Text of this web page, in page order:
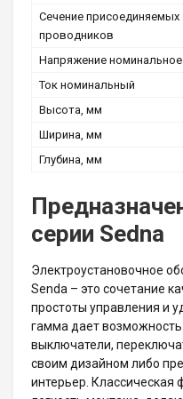
Сечение присоединяемых
проводников
Напряжение номинальное
Ток номинальный
Высота, мм
Ширина, мм
Глубина, мм
серии Sedna
Электроустановочное
Senda – это сочетание
простоты управления и
гамма дает возможность
выключатели,
своим дизайном либо
интерьер. Классическая